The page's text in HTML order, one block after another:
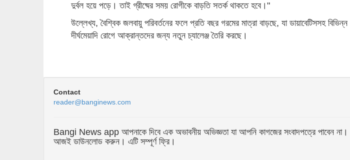
দুর্বল হয়ে পড়ে। তাই গ্রীষ্মের সময় রোগীকে বাড়তি সতর্ক থাকতে হবে।"
উল্লেখ্য, বৈশ্বিক জলবায়ু পরিবর্তনের ফলে প্রতি বছর গরমের মাত্রা বাড়ছে, যা ডায়াবেটিসসহ বিভিন্ন
দীর্ঘমেয়াদি রোগে আক্রান্তদের জন্য নতুন চ্যালেঞ্জ তৈরি করছে।
Contact
reader@banginews.com
Bangi News app আপনাকে দিবে এক অভাবনীয় অভিজ্ঞতা যা আপনি কাগজের সংবাদপত্রে পাবেন
আজই ডাউনলোড করুন। এটি সম্পূর্ণ ফ্রি।